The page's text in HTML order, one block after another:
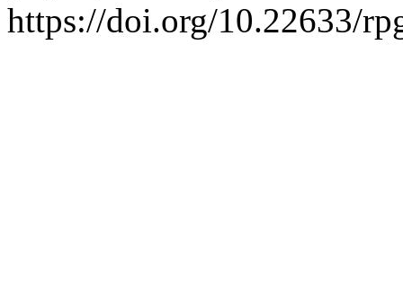
https://doi.org/10.22633/